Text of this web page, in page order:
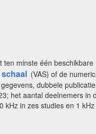
ten minste één beschikbare
(VAS) of de
dubbele
het aantal deelnemers
in zes studies en 1